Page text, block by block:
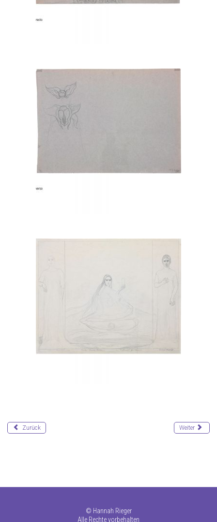
Zurück Weiter
© Hannah Rieger
Alle Rechte vorbehalten